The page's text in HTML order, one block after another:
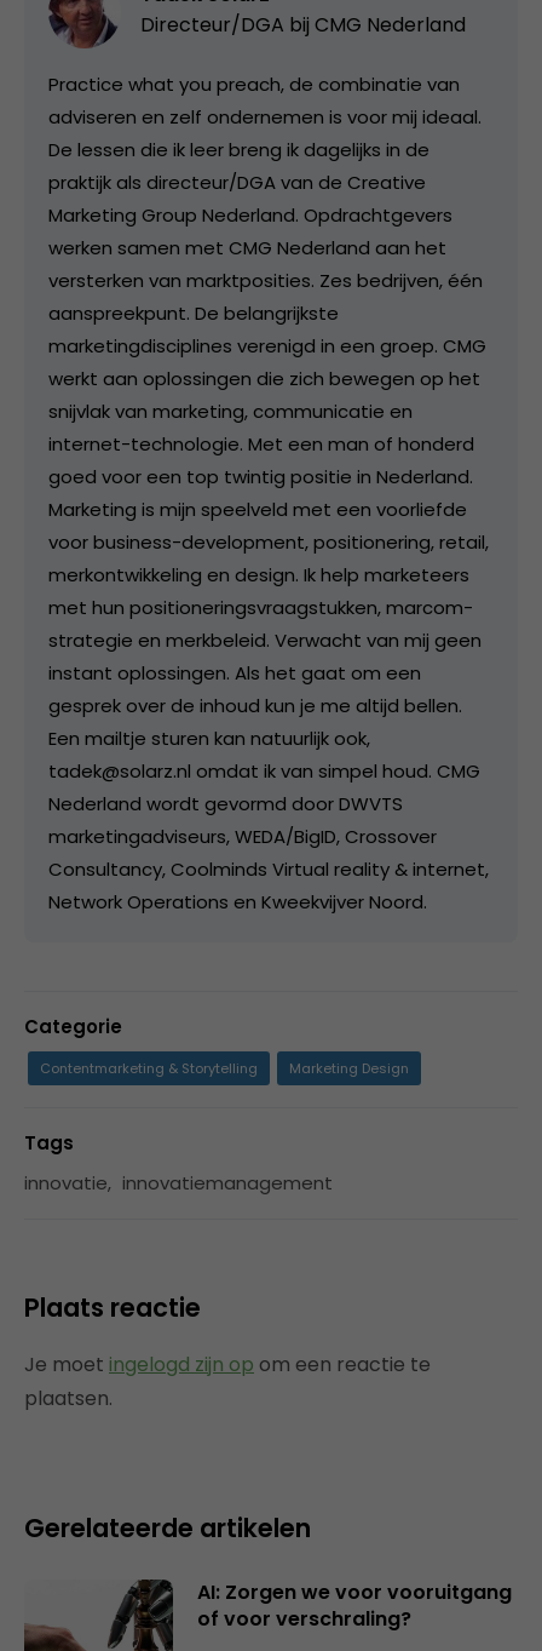
Directeur/DGA bij CMG Nederland
Practice what you preach, de combinatie van
adviseren en zelf ondernemen is voor mij ideaal.
De lessen die ik leer breng ik dagelijks in de
praktijk als directeur/DGA van de Creative
Marketing Group Nederland. Opdrachtgevers
werken samen met CMG Nederland aan het
versterken van marktposities. Zes bedrijven, één
aanspreekpunt. De belangrijkste
marketingdisciplines verenigd in een groep. CMG
werkt aan oplossingen die zich bewegen op het
snijvlak van marketing, communicatie en
internet-technologie. Met een man of honderd
goed voor een top twintig positie in Nederland.
Marketing is mijn speelveld met een voorliefde
voor business-development, positionering, retail,
merkontwikkeling en design. Ik help marketeers
met hun positioneringsvraagstukken, marcom-
strategie en merkbeleid. Verwacht van mij geen
instant oplossingen. Als het gaat om een
gesprek over de inhoud kun je me altijd bellen.
Een mailtje sturen kan natuurlijk ook,
tadek@solarz.nl omdat ik van simpel houd. CMG
Nederland wordt gevormd door DWVTS
marketingadviseurs, WEDA/BigID, Crossover
Consultancy, Coolminds Virtual reality & internet,
Network Operations en Kweekvijver Noord.
Categorie
Contentmarketing & Storytelling Marketing Design
Tags
innovatie, innovatiemanagement
Plaats reactie
Je moet ingelogd zijn op om een reactie te
plaatsen.
Gerelateerde artikelen
AI: Zorgen we voor vooruitgang
of voor verschraling?